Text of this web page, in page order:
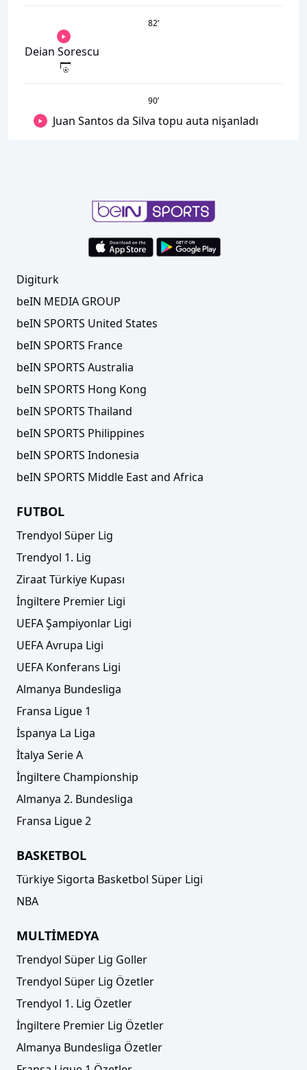
82’
Deian Sorescu
90’
Juan Santos da Silva topu auta nişanladı
Digiturk
beIN MEDIA GROUP
beIN SPORTS United States
beIN SPORTS France
beIN SPORTS Australia
beIN SPORTS Hong Kong
beIN SPORTS Thailand
beIN SPORTS Philippines
beIN SPORTS Indonesia
beIN SPORTS Middle East and Africa
FUTBOL
Trendyol Süper Lig
Trendyol 1. Lig
Ziraat Türkiye Kupası
İngiltere Premier Ligi
UEFA Şampiyonlar Ligi
UEFA Avrupa Ligi
UEFA Konferans Ligi
Almanya Bundesliga
Fransa Ligue 1
İspanya La Liga
İtalya Serie A
İngiltere Championship
Almanya 2. Bundesliga
Fransa Ligue 2
BASKETBOL
Türkiye Sigorta Basketbol Süper Ligi
NBA
MULTİMEDYA
Trendyol Süper Lig Goller
Trendyol Süper Lig Özetler
Trendyol 1. Lig Özetler
İngiltere Premier Lig Özetler
Almanya Bundesliga Özetler